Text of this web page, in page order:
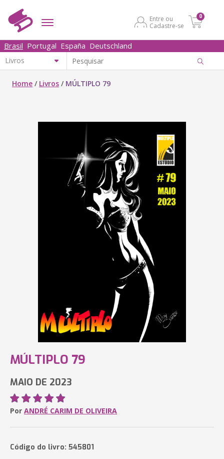
Entre ou
Cadastre-se
0
Brasil Portugal España Deutschland
Home / Livros / MÚLTIPLO 79
MÚLTIPLO 79
MAIO DE 2023
Por ANDRÉ CARIM DE OLIVEIRA
Código do livro: 545801